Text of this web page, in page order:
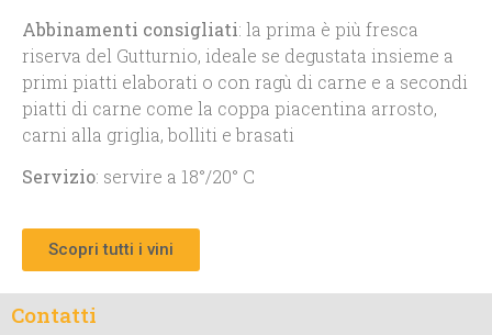
Abbinamenti consigliati: la prima è più fresca
riserva del Gutturnio, ideale se degustata insieme a
primi piatti elaborati o con ragù di carne e a secondi
piatti di carne come la coppa piacentina arrosto,
carni alla griglia, bolliti e brasati
Servizio: servire a 18°/20° C
Scopri tutti i vini
Contatti